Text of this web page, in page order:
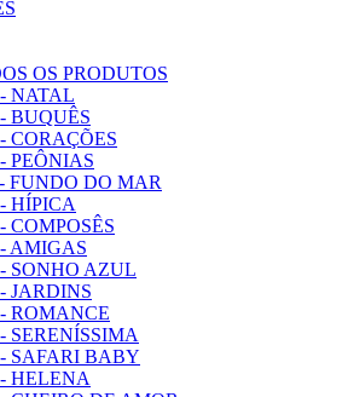
OS PRODUTOS
NATAL
BUQUÊS
CORAÇÕES
PEÔNIAS
FUNDO DO MAR
HÍPICA
COMPOSÊS
AMIGAS
SONHO AZUL
JARDINS
ROMANCE
SERENÍSSIMA
SAFARI BABY
HELENA